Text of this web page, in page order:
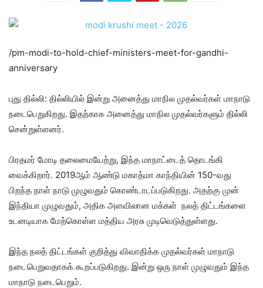
/pm-modi-to-hold-chief-ministers-meet-for-gandhi-
anniversary
புது தில்லி: தில்லியில் இன்று அனைத்து மாநில முதல்வர்கள் மாநாடு
நடைபெறுகிறது. இதற்காக அனைத்து மாநில முதல்வர்களும் தில்லி
சென்றுள்ளனர்.
பிரதமர் மோடி தலைமையேற்று, இந்த மாநாட்டைத் தொடங்கி
வைக்கிறார். 2019ஆம் ஆண்டு மகாத்மா காந்தியின் 150-வது
பிறந்த நாள் நாடு முழுவதும் கொண்டாடப்படுகிறது. அதற்கு முன்
இந்தியா முழுவதும், அதிக அளவிலான மக்கள் நலத் திட்டங்களை
உடனடியாக மேற்கொள்ள மத்திய அரசு முடிவெடுத்துள்ளது.
இந்த நலத் திட்டங்கள் குறித்து விவாதிக்க முதல்வர்கள் மாநாடு
நடைபெறுவதாகக் கூறப்படுகிறது. இன்று ஒரு நாள் முழுவதும் இந்த
மாநாடு நடைபெறும்.